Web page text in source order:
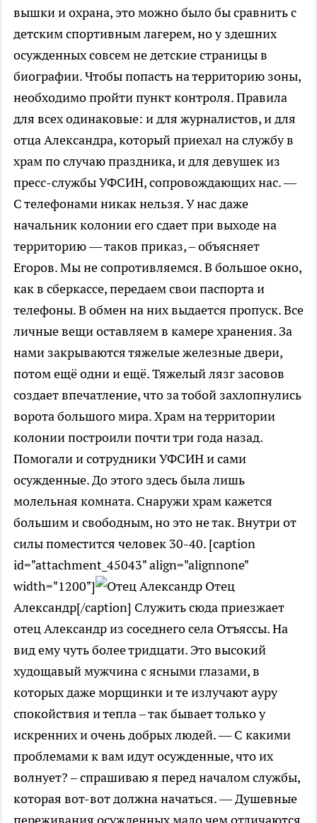
вышки и охрана, это можно было бы сравнить с
детским спортивным лагерем, но у здешних
осужденных совсем не детские страницы в
биографии. Чтобы попасть на территорию зоны,
необходимо пройти пункт контроля. Правила
для всех одинаковые: и для журналистов, и для
отца Александра, который приехал на службу в
храм по случаю праздника, и для девушек из
пресс-службы УФСИН, сопровождающих нас. —
С телефонами никак нельзя. У нас даже
начальник колонии его сдает при выходе на
территорию — таков приказ, – объясняет
Егоров. Мы не сопротивляемся. В большое окно,
как в сберкассе, передаем свои паспорта и
телефоны. В обмен на них выдается пропуск. Все
личные вещи оставляем в камере хранения. За
нами закрываются тяжелые железные двери,
потом ещё одни и ещё. Тяжелый лязг засовов
создает впечатление, что за тобой захлопнулись
ворота большого мира. Храм на территории
колонии построили почти три года назад.
Помогали и сотрудники УФСИН и сами
осужденные. До этого здесь была лишь
молельная комната. Снаружи храм кажется
большим и свободным, но это не так. Внутри от
силы поместится человек 30-40. [caption
id="attachment_45043" align="alignnone"
width="1200"]
Отец
Александр[/caption] Служить сюда приезжает
отец Александр из соседнего села Отъяссы. На
вид ему чуть более тридцати. Это высокий
худощавый мужчина с ясными глазами, в
которых даже морщинки и те излучают ауру
спокойствия и тепла – так бывает только у
искренних и очень добрых людей. — С какими
проблемами к вам идут осужденные, что их
волнует? – спрашиваю я перед началом службы,
которая вот-вот должна начаться. — Душевные
переживания осужденных мало чем отличаются